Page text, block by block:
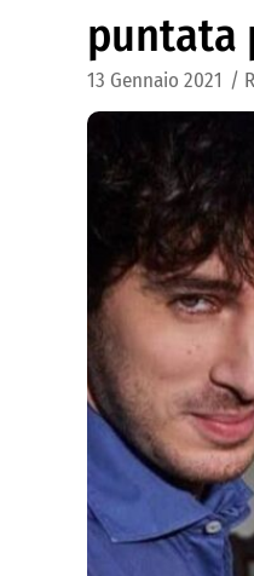
puntata
13 Gennaio 2021 /